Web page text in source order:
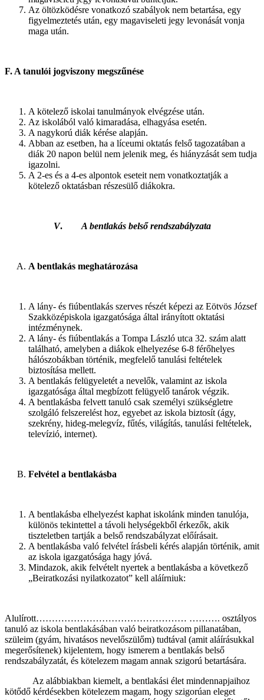
Az öltözködésre vonatkozó szabályok nem betartása, egy
figyelmeztetés után, egy magaviseleti jegy levonását vonja
maga után.
F. A tanulói jogviszony megszűnése
A kötelező iskolai tanulmányok elvégzése után.
Az iskolából való kimaradása, elhagyása esetén.
A nagykorú diák kérése alapján.
Abban az esetben, ha a líceumi oktatás felső tagozatában a
diák 20 napon belül nem jelenik meg, és hiányzását sem tudja
igazolni.
A 2-es és a 4-es alpontok eseteit nem vonatkoztatják a
kötelező oktatásban részesülő diákokra.
V. A bentlakás belső rendszabályzata
A bentlakás meghatározása
A lány- és fiúbentlakás szerves részét képezi az Eötvös József
Szakközépiskola igazgatósága által irányított oktatási
intézménynek.
A lány- és fiúbentlakás a Tompa László utca 32. szám alatt
található, amelyben a diákok elhelyezése 6-8 férőhelyes
hálószobákban történik, megfelelő tanulási feltételek
biztosítása mellett.
A bentlakás felügyeletét a nevelők, valamint az iskola
igazgatósága által megbízott felügyelő tanárok végzik.
A bentlakásba felvett tanuló csak személyi szükségletre
szolgáló felszerelést hoz, egyebet az iskola biztosít (ágy,
szekrény, hideg-melegvíz, fűtés, világítás, tanulási feltételek,
televízió, internet).
Felvétel a bentlakásba
A bentlakásba elhelyezést kaphat iskolánk minden tanulója,
különös tekintettel a távoli helységekből érkezők, akik
tiszteletben tartják a belső rendszabályzat előírásait.
A bentlakásba való felvétel írásbeli kérés alapján történik, amit
az iskola igazgatósága hagy jóvá.
Mindazok, akik felvételt nyertek a bentlakásba a következő
„Beiratkozási nyilatkozatot” kell aláírniuk:
Alulírott………………………………………… ………. osztályos
tanuló az iskola bentlakásában való beiratkozásom pillanatában,
szüleim (gyám, hivatásos nevelőszülőm) tudtával (amit aláírásukkal
megerősítenek) kijelentem, hogy ismerem a bentlakás belső
rendszabályzatát, és kötelezem magam annak szigorú betartására.
Az alábbiakban kiemelt, a bentlakási élet mindennapjaihoz
kötődő kérdésekben kötelezem magam, hogy szigorúan eleget